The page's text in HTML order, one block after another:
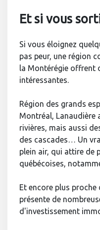
Et si vous
Si vous éloignez
pas peur, une région
la Montérégie offrent
intéressantes.
Région des grands
Montréal, Lanaudière
rivières, mais aussi
des cascades… Un
plein air, qui attire de
québécoises,
Et encore plus
présente de
d'investissement